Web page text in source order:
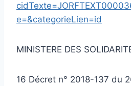
e=&categorieLien=id
MINISTERE DES
16 Décret n° 2018-137 du